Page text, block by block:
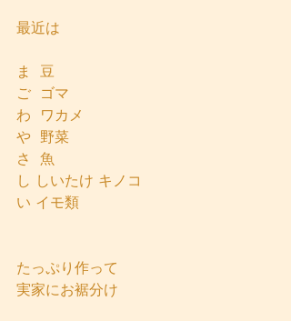
最近は
ま  豆
ご  ゴマ
わ  ワカメ
や  野菜
さ  魚
し しいたけ キノコ
い イモ類
たっぷり作って
実家にお裾分け